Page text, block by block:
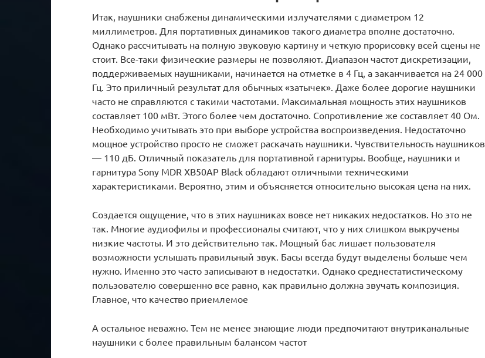
Итак, наушники снабжены динамическими излучателями с диаметром 12
миллиметров. Для портативных динамиков такого диаметра вполне достаточно.
Однако рассчитывать на полную звуковую картину и четкую прорисовку всей сцены не
стоит. Все-таки физические размеры не позволяют. Диапазон частот дискретизации,
поддерживаемых наушниками, начинается на отметке в 4 Гц, а заканчивается на 24 000
Гц. Это приличный результат для обычных «затычек». Даже более дорогие наушники
часто не справляются с такими частотами. Максимальная мощность этих наушников
составляет 100 мВт. Этого более чем достаточно. Сопротивление же составляет 40 Ом.
Необходимо учитывать это при выборе устройства воспроизведения. Недостаточно
мощное устройство просто не сможет раскачать наушники. Чувствительность наушников
— 110 дБ. Отличный показатель для портативной гарнитуры. Вообще, наушники и
гарнитура Sony MDR XB50AP Black обладают отличными техническими
характеристиками. Вероятно, этим и объясняется относительно высокая цена на них.
Создается ощущение, что в этих наушниках вовсе нет никаких недостатков. Но это не
так. Многие аудиофилы и профессионалы считают, что у них слишком выкручены
низкие частоты. И это действительно так. Мощный бас лишает пользователя
возможности услышать правильный звук. Басы всегда будут выделены больше чем
нужно. Именно это часто записывают в недостатки. Однако среднестатистическому
пользователю совершенно все равно, как правильно должна звучать композиция.
Главное, что качество приемлемое
А остальное неважно. Тем не менее знающие люди предпочитают внутриканальные
наушники с более правильным балансом частот